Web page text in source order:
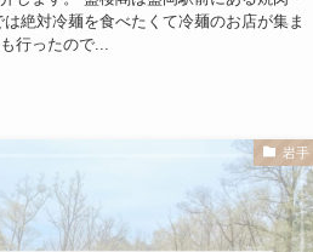
絶対冷麺を食べたくて冷麺のお店が集ま
行ったので...
岩手